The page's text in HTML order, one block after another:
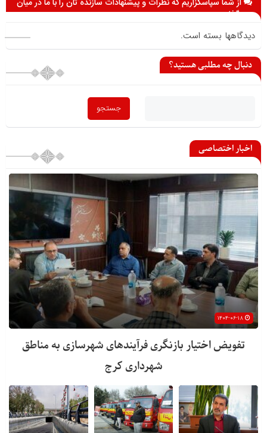
از شما سپاسگزاریم که نظرات و پیشنهادات سازنده تان را با ما در میان
می گذارید
دیدگاهها بسته است.
دنبال چه مطلبی هستید؟
اخبار اختصاصی
تفویض اختیار بازنگری فرآیندهای شهرسازی به مناطق
شهرداری کرج